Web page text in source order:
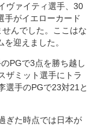
ヴァイティ選手、30
手がイエローカード
んでした。ここはな
迎えました。
PGで3点を勝ち越し
ザミット選手にトラ
選手のPGで23対21と
ぎた時点では日本が